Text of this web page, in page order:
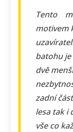
Tento
motivem
batohu je
dvě
zadní
lesa tak i
vše co